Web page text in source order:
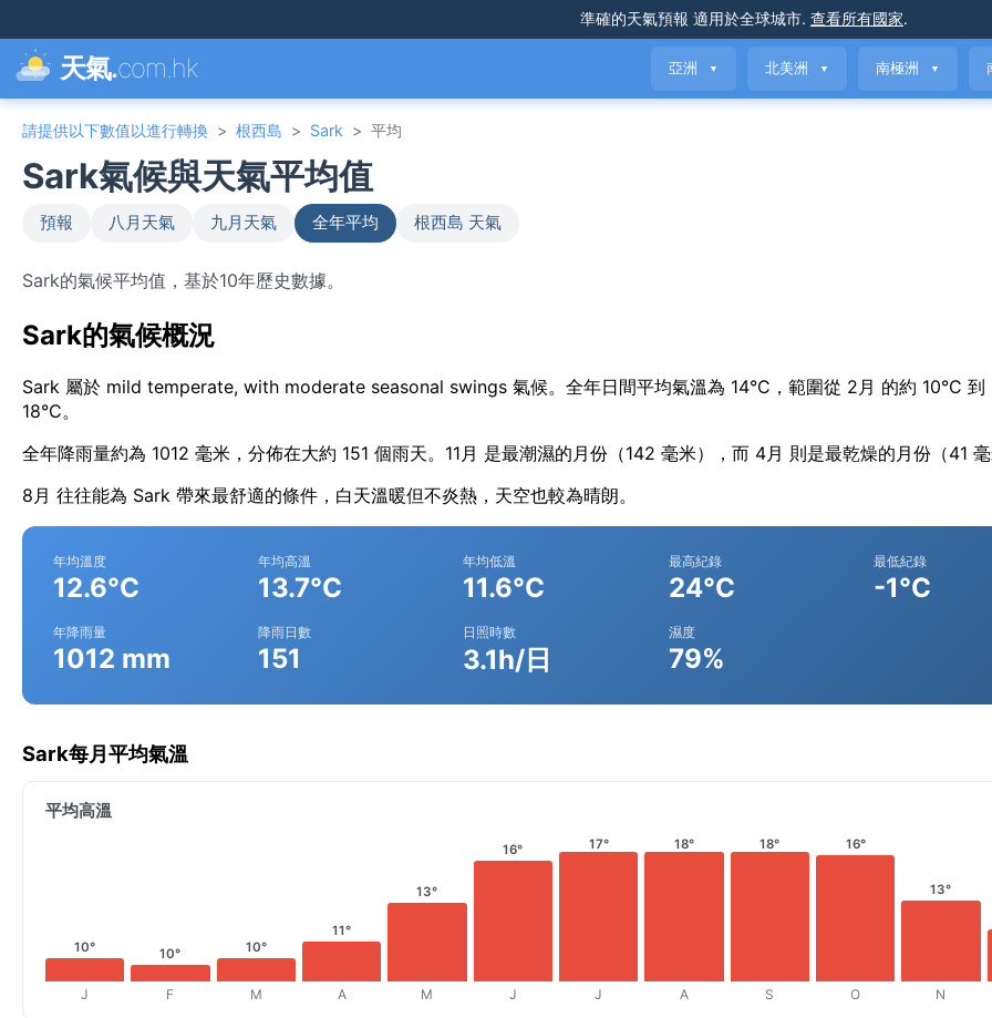
準確的天氣預報 適用於全球城市. 查看所有國家.
天氣.com.hk 亞洲 ▼ 北美洲 ▼ 南極洲 ▼
請提供以下數值以進行轉換 > 根西島 > Sark > 平均
Sark氣候與天氣平均值
預報 八月天氣 九月天氣 全年平均 根西島 天氣
Sark的氣候平均值，基於10年歷史數據。
Sark的氣候概況
Sark 屬於 mild temperate, with moderate seasonal swings 氣候。全年日間平均氣溫為 14°C，範圍從 2月 的約 10°C 到
18°C。
全年降雨量約為 1012 毫米，分佈在大約 151 個雨天。11月 是最潮濕的月份（142 毫米），而 4月 則是最乾燥的月份（41
8月 往往能為 Sark 帶來最舒適的條件，白天溫暖但不炎熱，天空也較為晴朗。
年均溫度
12.6°C
年均高溫
13.7°C
年均低溫
11.6°C
最高紀錄
24°C
最低紀錄
-1°C
年降雨量
1012 mm
降雨日數
151
日照時數
3.1h/日
濕度
79%
Sark每月平均氣溫
平均高溫
10°
J
10°
F
10°
M
11°
A
13°
M
16°
J
17°
J
18°
A
18°
S
16°
O
13°
N